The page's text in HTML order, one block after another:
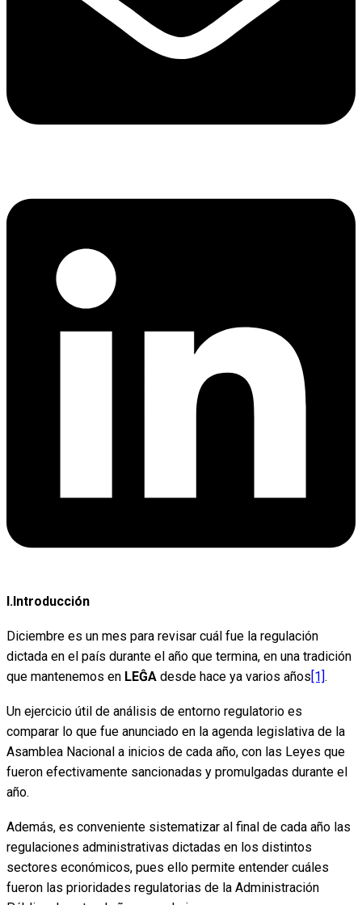
I.Introducción
Diciembre es un mes para revisar cuál fue la regulación
dictada en el país durante el año que termina, en una tradición
que mantenemos en LEĜA desde hace ya varios años [1] .
Un ejercicio útil de análisis de entorno regulatorio es
comparar lo que fue anunciado en la agenda legislativa de la
Asamblea Nacional a inicios de cada año, con las Leyes que
fueron efectivamente sancionadas y promulgadas durante el
año.
Además, es conveniente sistematizar al final de cada año las
regulaciones administrativas dictadas en los distintos
sectores económicos, pues ello permite entender cuáles
fueron las prioridades regulatorias de la Administración